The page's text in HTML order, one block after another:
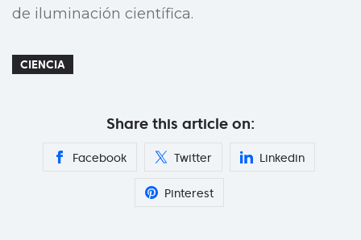
de iluminación científica.
CIENCIA
Share this article on:
Facebook Twitter Linkedin
Pinterest